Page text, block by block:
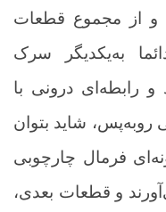
و از مجموع قطعات
به‌یکدیگر سرک
رابطه‌ای درونی با
روبه‌پس، شاید بتوان
فرمال چارچوبی
و قطعات بعدی،